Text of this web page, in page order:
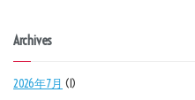
Archives
2026年7月 (1)